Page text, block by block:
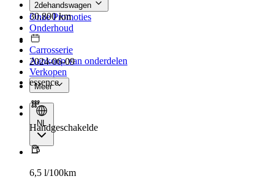
2dehandswagen
Onze Promoties
Onderhoud
Carrosserie
Aankoop van onderdelen
Verkopen
Meer
NL
30.800 km
2024-06-09
essence
Handgeschakelde
6,5 l/100km